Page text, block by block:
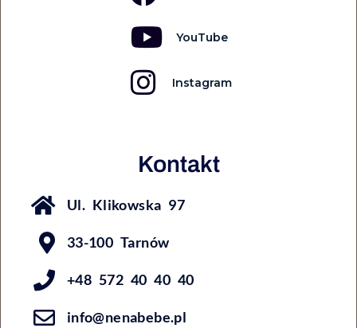
YouTube
Instagram
Kontakt
Ul. Klikowska 97
33-100 Tarnów
+48 572 40 40 40
info@nenabebe.pl